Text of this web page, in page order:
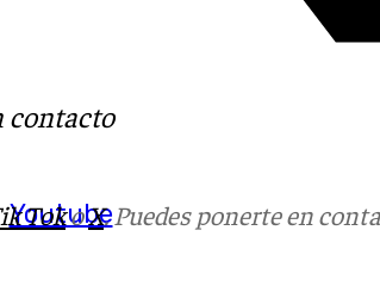
Youtube
contacto
TokoX. Puedes ponerte en